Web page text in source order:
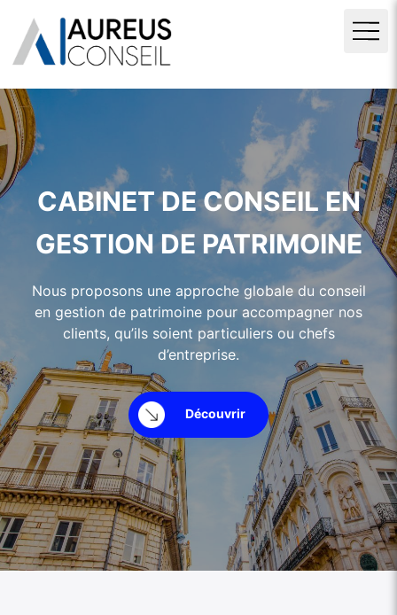
CABINET DE CONSEIL EN
GESTION DE PATRIMOINE
Nous proposons une approche globale du conseil
en gestion de patrimoine pour accompagner nos
clients, qu’ils soient particuliers ou chefs
d’entreprise.
Découvrir